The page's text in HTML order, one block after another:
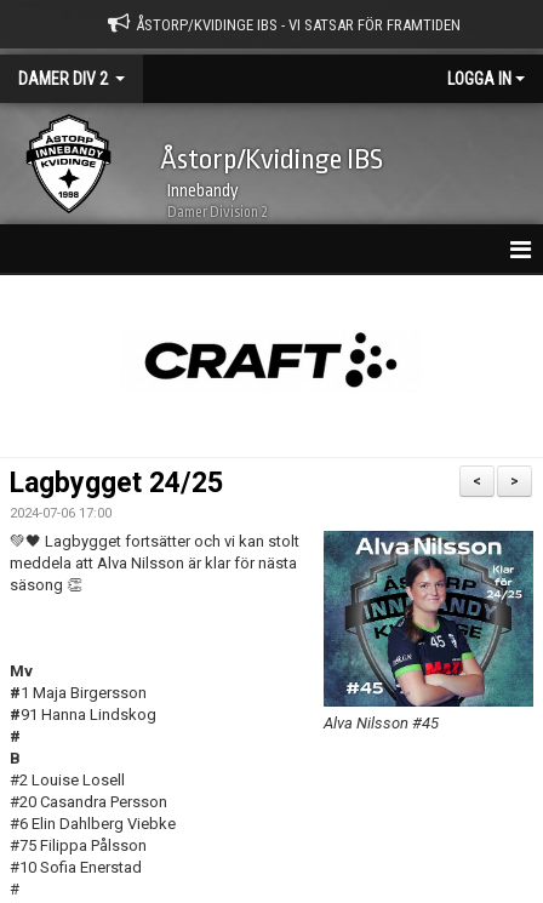
ÅSTORP/KVIDINGE IBS - VI SATSAR FÖR FRAMTIDEN
DAMER DIV 2 LOGGA IN
Åstorp/Kvidinge IBS
Innebandy
Damer Division 2
BILDGALLERI
DOKUMENT
MATCHER
SERIETABELL
>
<
Lagbygget 24/25
2024-07-06 17:00
Alva Nilsson #45
💚🖤 Lagbygget fortsätter och vi kan stolt
meddela att Alva Nilsson är klar för nästa
säsong 👏
Mv
#1 Maja Birgersson
#91 Hanna Lindskog
#
B
#2 Louise Losell
#20 Casandra Persson
#6 Elin Dahlberg Viebke
#75 Filippa Pålsson
#10 Sofia Enerstad
#